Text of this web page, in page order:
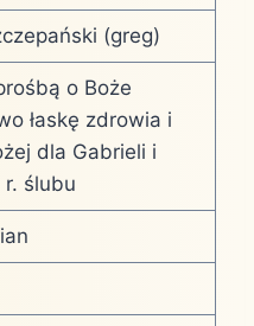
(greg)
o Boże
łaskę zdrowia i
dla Gabrieli i
r. ślubu